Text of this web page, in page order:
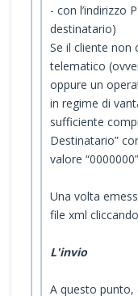
- con l’indirizzo
destinatario)
Se il cliente non
telematico
oppure un
in regime di
sufficiente
Destinatario”
valore
Una volta
file xml
L'invio
A questo punto,